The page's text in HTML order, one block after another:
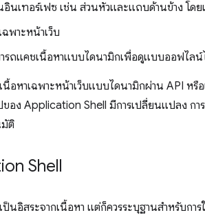
นเทอร์เฟซ เช่น ส่วนหัวและแถบด้านข้าง โดย
พาะหน้าเว็บ
รถแคชเนื้อหาแบบไดนามิกเพื่อดูแบบออฟไลน์
อหาเฉพาะหน้าเว็บแบบไดนามิกผ่าน API ห
ของ Application Shell มีการเปลี่ยนแปลง
มัติ
Shell
นอิสระจากเนื้อหา แต่ก็ควรระบุฐานสำหรับกา